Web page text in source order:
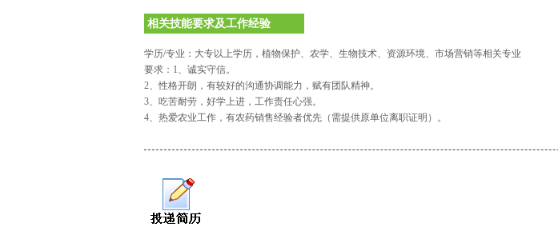
相关技能要求及工作经验
学历/专业：大专以上学历，植物保护、农学、生物技术、资源环境、市场营销等相关专业
要求：1、诚实守信。
2、性格开朗，有较好的沟通协调能力，赋有团队精神。
3、吃苦耐劳，好学上进，工作责任心强。
4、热爱农业工作，有农药销售经验者优先（需提供原单位离职证明）。